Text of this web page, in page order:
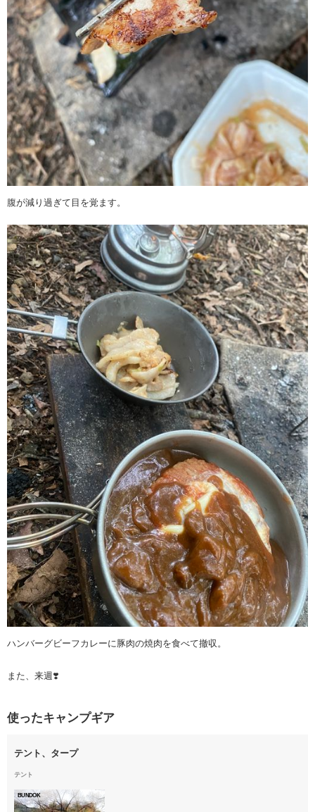
腹が減り過ぎて目を覚ます。
ハンバーグビーフカレーに豚肉の焼肉を食べて撤収。
また、来週❣️
使ったキャンプギア
テント、タープ
テント
BUNDOK